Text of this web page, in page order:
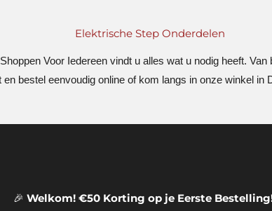
Elektrische Step Onderdelen
Voor Iedereen vindt u alles wat u nodig heeft.
en bestel eenvoudig online of kom langs in onze winkel in
🎉 Welkom! €50 Korting op je Eerste